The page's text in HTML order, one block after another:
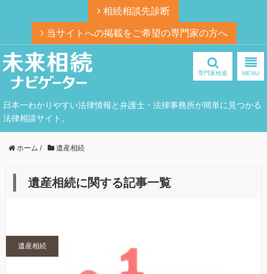
相続相談先診断
当サイトへの掲載をご希望の専門家の方へ
日本一わかりやすい法律情報と弁護士・法律事務所が簡単に見つかる
法律相談サイト。
専門家検索 MENU
ホーム / 遺産相続
遺産相続に関する記事一覧
遺産相続